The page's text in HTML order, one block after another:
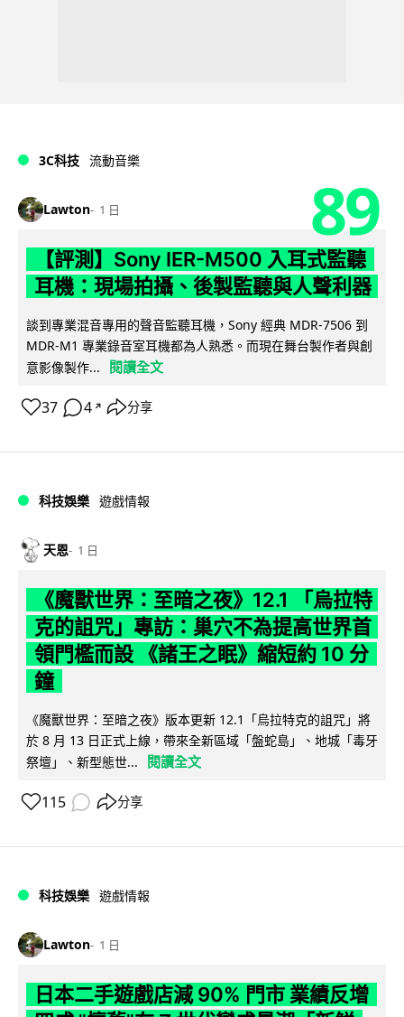
3C科技 流動音樂
Lawton 1 日 89
【評測】Sony IER-M500 入耳式監聽
耳機：現場拍攝、後製監聽與人聲利器
談到專業混音專用的聲音監聽耳機，Sony 經典 MDR-7506 到
MDR-M1 專業錄音室耳機都為人熟悉。而現在舞台製作者與創
意影像製作...
閱讀全文
37 4 ↗ 分享
科技娛樂 遊戲情報
天恩 1 日
《魔獸世界：至暗之夜》12.1 「烏拉特
克的詛咒」專訪：巢穴不為提高世界首
領門檻而設 《諸王之眠》縮短約 10 分
鐘
《魔獸世界：至暗之夜》版本更新 12.1「烏拉特克的詛咒」將
於 8 月 13 日正式上線，帶來全新區域「盤蛇島」、地城「毒牙
祭壇」、新型態世...
閱讀全文
115 分享
科技娛樂 遊戲情報
Lawton 1 日
日本二手遊戲店減 90% 門市 業績反增